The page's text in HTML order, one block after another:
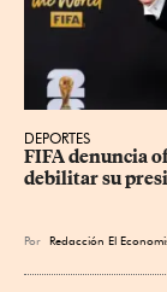
DEPORTES
FIFA denuncia
debilitar su
Por Redacción El